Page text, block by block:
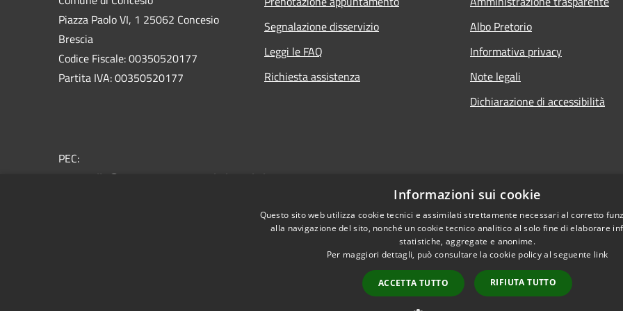
Piazza Paolo VI, 1 25062 Concesio
Brescia
Codice Fiscale: 00350520177
Partita IVA: 00350520177
PEC:
protocollo@pec.comune.concesio.brescia.it
Segnalazione disservizio
Leggi le FAQ
Richiesta assistenza
Albo Pretorio
Informativa privacy
Note legali
Dichiarazione di accessibilità
Copyright © 2021 •
Informazioni sui cookie
Questo sito web utilizza cookie tecnici e assimilati strettamente necessari al corretto
alla navigazione del sito, nonché un cookie tecnico analitico al solo fine di elaborare
statistiche, aggregate e anonime.
Per maggiori dettagli, può consultare la cookie policy al seguente link
ACCETTA TUTTO RIFIUTA TUTTO